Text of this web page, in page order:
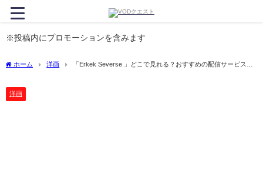
※投稿内にプロモーションを含みます
ホーム 洋画
「Erkek Severse 」どこで見れる？おすすめの配信サービスや
洋画